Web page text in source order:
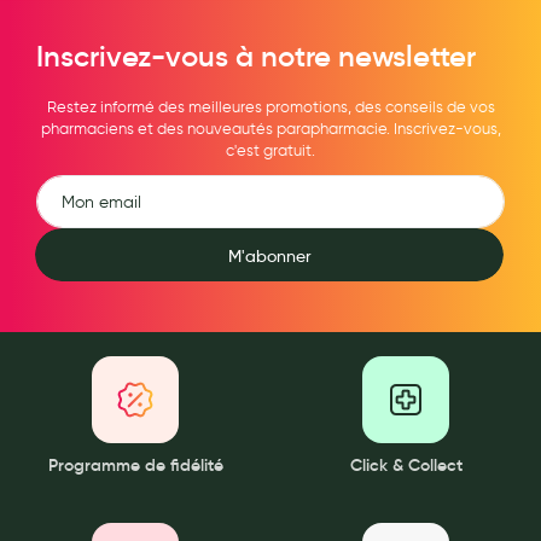
Pour Homme
Crème solaire - Visage et corps
Préservatifs - Gels lubrifiants
Accessoires, coutellerie, brosserie
Bouillottes
Mon bébé
Soins bébé
Inscrivez-vous à notre newsletter
Restez informé des meilleures promotions, des conseils de vos
pharmaciens et des nouveautés parapharmacie. Inscrivez-vous,
c'est gratuit.
M'abonner
Programme de fidélité Click & Collect